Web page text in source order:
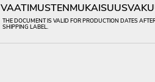
THE DOCUMENT IS VALID FOR PRODUCTION DATES
SHIPPING LABEL.